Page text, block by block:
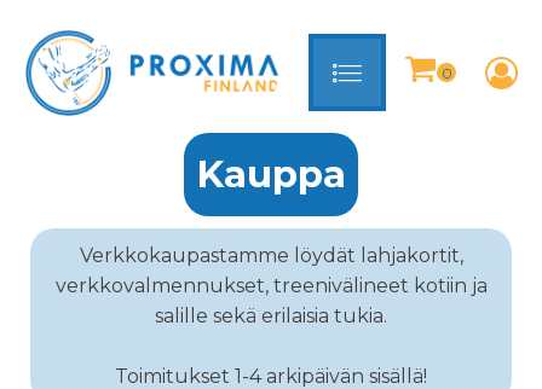
Kauppa
Verkkokaupastamme löydät lahjakortit,
verkkovalmennukset, treenivälineet kotiin ja
salille sekä erilaisia tukia.
Toimitukset 1-4 arkipäivän sisällä!